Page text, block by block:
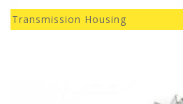
Transmission Housing